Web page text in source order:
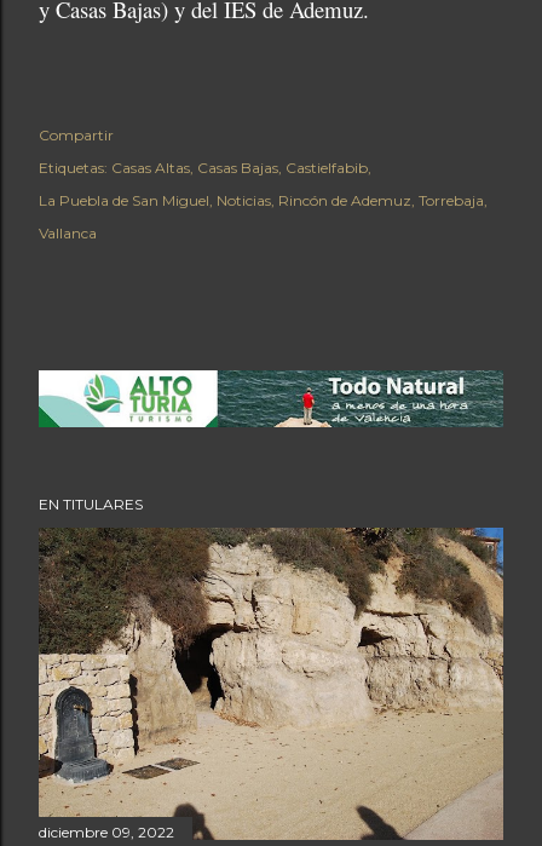
y Casas Bajas) y del IES de Ademuz.
Compartir
Etiquetas: Casas Altas Casas Bajas Castielfabib
La Puebla de San Miguel Noticias Rincón de Ademuz Torrebaja
Vallanca
EN TITULARES
diciembre 09, 2022